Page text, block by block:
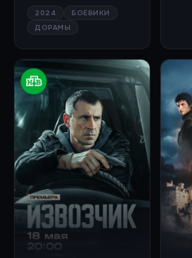
2024
БОЕВИКИ
ДОРАМЫ